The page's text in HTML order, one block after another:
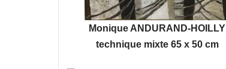
Monique ANDURAND-HOILLY
technique mixte 65 x 50 cm